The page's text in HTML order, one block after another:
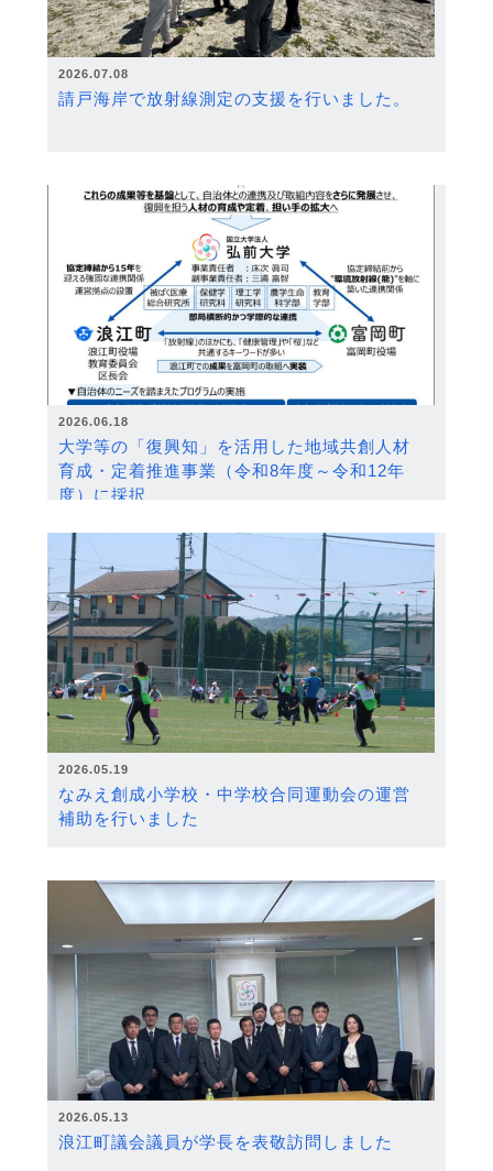
2026.07.08
請戸海岸で放射線測定の支援を行いました。
2026.06.18
大学等の「復興知」を活用した地域共創人材
育成・定着推進事業（令和8年度～令和12年
度）に採択
2026.05.19
なみえ創成小学校・中学校合同運動会の運営
補助を行いました
2026.05.13
浪江町議会議員が学長を表敬訪問しました